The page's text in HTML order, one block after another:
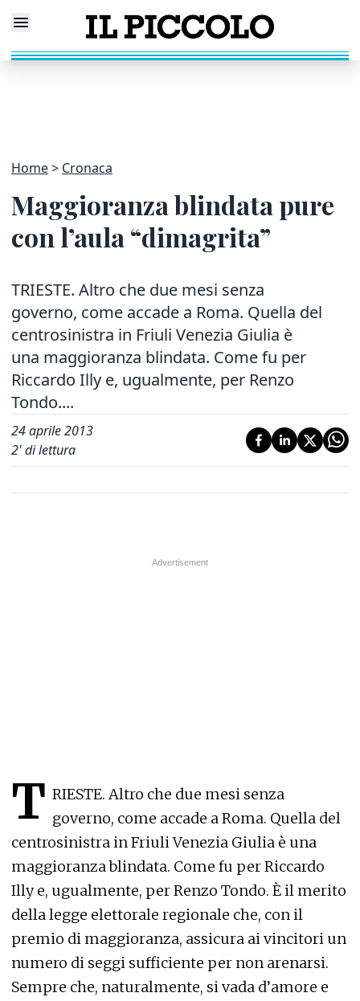
Home Cronaca
Maggioranza blindata pure
con l’aula “dimagrita”
TRIESTE. Altro che due mesi senza
governo, come accade a Roma. Quella del
centrosinistra in Friuli Venezia Giulia è
una maggioranza blindata. Come fu per
Riccardo Illy e, ugualmente, per Renzo
Tondo....
24 aprile 2013
2' di lettura
T RIESTE. Altro che due mesi senza
governo, come accade a Roma. Quella del
centrosinistra in Friuli Venezia Giulia è una
maggioranza blindata. Come fu per Riccardo
Illy e, ugualmente, per Renzo Tondo. È il merito
della legge elettorale regionale che, con il
premio di maggioranza, assicura ai vincitori un
numero di seggi sufficiente per non arenarsi.
Sempre che, naturalmente, si vada d’amore e